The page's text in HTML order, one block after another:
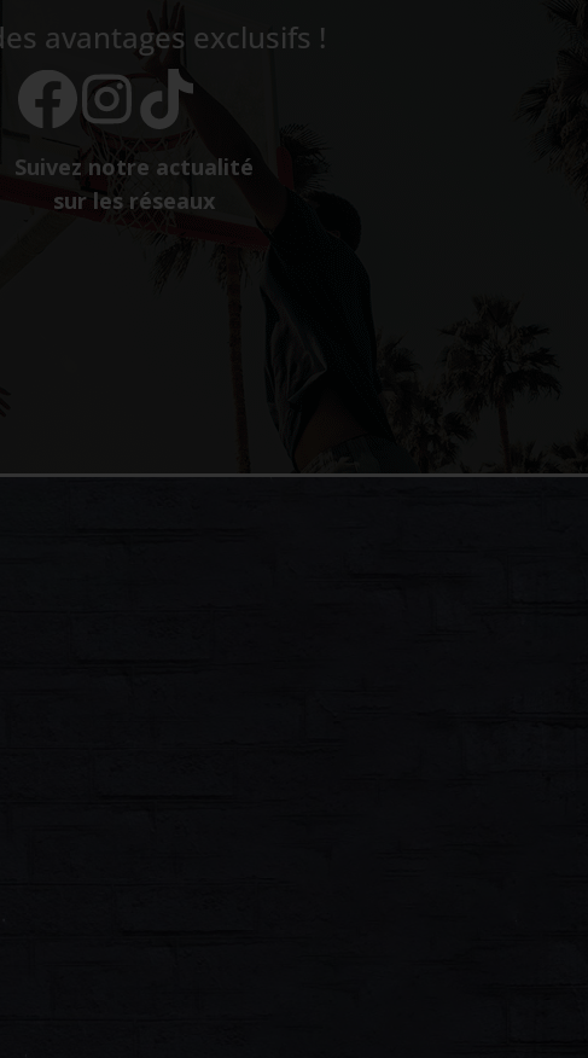
avantages exclusifs !
Suivez notre actualité
sur les réseaux